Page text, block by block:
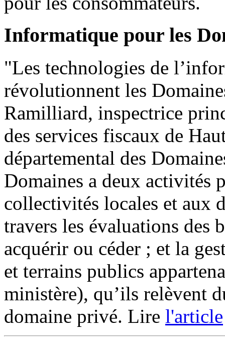
Informatique pour les
"Les technologies de
révolutionnent les
Ramilliard, inspectrice
des services fiscaux de
départemental des
Domaines a deux activités
collectivités locales et aux
travers les évaluations des
acquérir ou céder ; et la
et terrains publics
ministère), qu’ils relèvent
domaine privé. Lire l'article